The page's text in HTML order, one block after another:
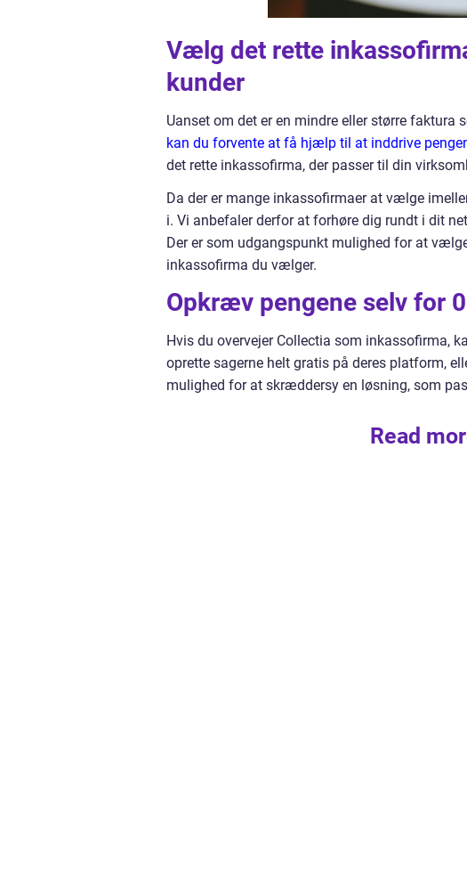
Vælg det rette
kunder
Uanset om det er en mindre eller større faktura
kan du forvente at få hjælp til at inddrive
det rette inkassofirma, der passer til din
Da der er mange inkassofirmaer at vælge
i. Vi anbefaler derfor at forhøre dig rundt i dit
Der er som udgangspunkt mulighed for at
inkassofirma du vælger.
Opkræv pengene selv for
Hvis du overvejer Collectia som inkassofirma,
oprette sagerne helt gratis på deres platform,
mulighed for at skræddersy en løsning, som
Read